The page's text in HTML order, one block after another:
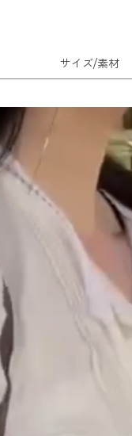
サイズ/素材